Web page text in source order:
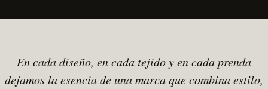
En cada diseño, en cada tejido y en cada prenda
dejamos la esencia de una marca que combina estilo,